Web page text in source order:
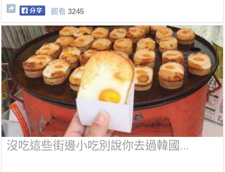
觀看 3245
沒吃這些街邊小吃別說你去過韓國...